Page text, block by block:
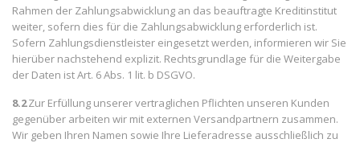
Rahmen der Zahlungsabwicklung an das beauftragte Kreditinstitut
weiter, sofern dies für die Zahlungsabwicklung erforderlich ist.
Sofern Zahlungsdienstleister eingesetzt werden, informieren wir Sie
hierüber nachstehend explizit. Rechtsgrundlage für die Weitergabe
der Daten ist Art. 6 Abs. 1 lit. b DSGVO.
8.2Zur Erfüllung unserer vertraglichen Pflichten unseren Kunden
gegenüber arbeiten wir mit externen Versandpartnern zusammen.
Wir geben Ihren Namen sowie Ihre Lieferadresse ausschließlich zu